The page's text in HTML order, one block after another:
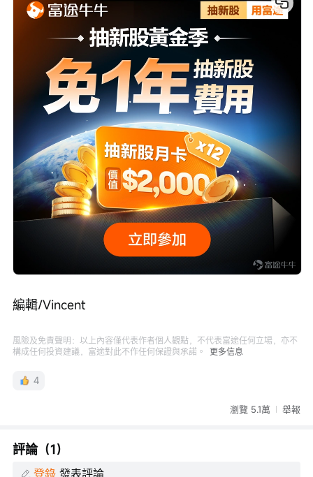
編輯/Vincent
風險及免責聲明：以上內容僅代表作者個人觀點，不代表富途任何立場，亦不
構成任何投資建議，富途對此不作任何保證與承諾。
更多信息
4
瀏覽 5.1萬 舉報
評論（1）
登錄 發表評論